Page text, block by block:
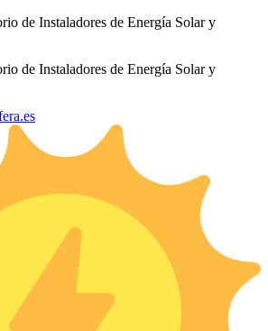
de Instaladores de Energía Solar y
de Instaladores de Energía Solar y